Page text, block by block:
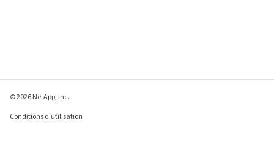
© 2026 NetApp, Inc.
Conditions d'utilisation